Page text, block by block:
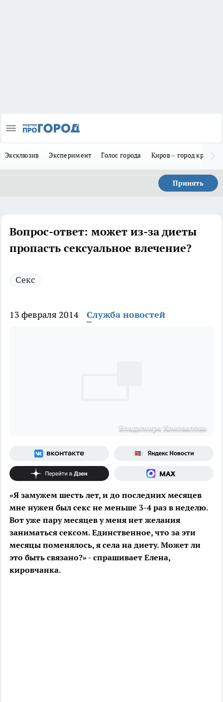
Эксклюзив Эксперимент Голос города Киров – город
Принять
Вопрос-ответ: может из-за диеты
пропасть сексуальное влечение?
Секс
13 февраля 2014 Служба новостей
Владимира Коновалова
«Я замужем шесть лет, и до последних месяцев
мне нужен был секс не меньше 3-4 раз в неделю.
Вот уже пару месяцев у меня нет желания
заниматься сексом. Единственное, что за эти
месяцы поменялось, я села на диету. Может ли
это быть связано?» - спрашивает Елена,
кировчанка.